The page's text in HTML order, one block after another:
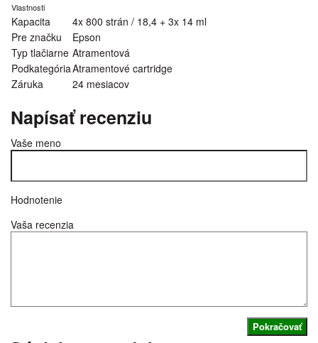
Vlastnosti
Kapacita
4x 800 strán / 18,4 + 3x 14 ml
Pre značku
Epson
Typ tlačiarne Atramentová
PodkategóriaAtramentové cartridge
Záruka
24 mesiacov
Napísať recenziu
Vaše meno
Hodnotenie
Vaša recenzia
Pokračovať